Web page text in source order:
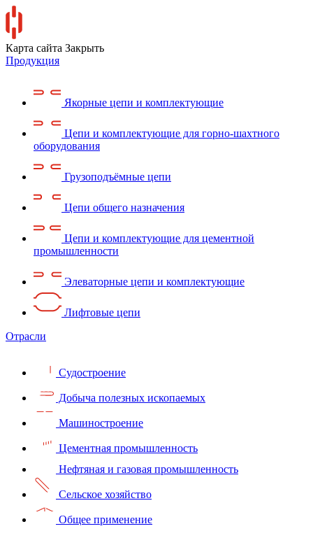
Карта сайта Закрыть
Продукция
Якорные цепи и комплектующие
Цепи и комплектующие для горно-шахтного
оборудования
Грузоподъёмные цепи
Цепи общего назначения
Цепи и комплектующие для цементной
промышленности
Элеваторные цепи и комплектующие
Лифтовые цепи
Отрасли
Судостроение
Добыча полезных ископаемых
Машиностроение
Цементная промышленность
Нефтяная и газовая промышленность
Сельское хозяйство
Общее применение